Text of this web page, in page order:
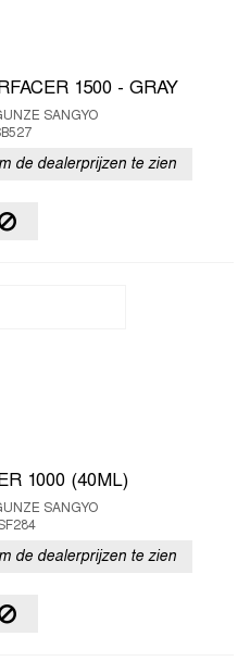
1500 - GRAY
SANGYO
de dealerprijzen te zien
1000 (40ML)
SANGYO
de dealerprijzen te zien